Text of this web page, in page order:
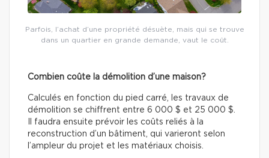
Parfois, l’achat d’une propriété désuète, mais qui se trouve
dans un quartier en grande demande, vaut le coût.
Combien coûte la démolition d’une maison?
Calculés en fonction du pied carré, les travaux de
démolition se chiffrent entre 6 000 $ et 25 000 $.
Il faudra ensuite prévoir les coûts reliés à la
reconstruction d’un bâtiment, qui varieront selon
l’ampleur du projet et les matériaux choisis.